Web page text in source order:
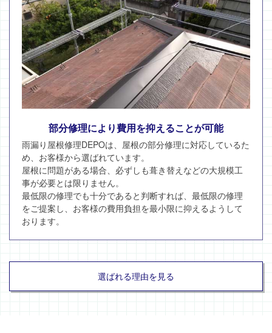
部分修理により費用を抑えることが可能
雨漏り屋根修理DEPOは、屋根の部分修理に対応しているた
め、お客様から選ばれています。
屋根に問題がある場合、必ずしも葺き替えなどの大規模工
事が必要とは限りません。
最低限の修理でも十分であると判断すれば、最低限の修理
をご提案し、お客様の費用負担を最小限に抑えるようして
おります。
選ばれる理由を見る